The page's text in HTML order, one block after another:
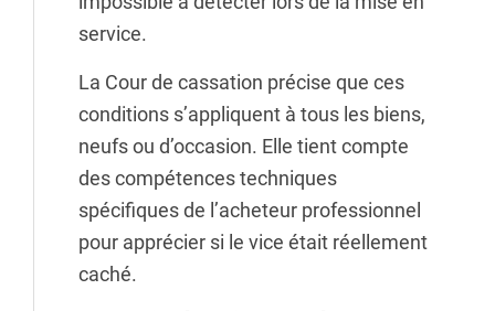
service.
La Cour de cassation précise que ces
conditions s’appliquent à tous les biens,
neufs ou d’occasion. Elle tient compte
des compétences techniques
spécifiques de l’acheteur professionnel
pour apprécier si le vice était réellement
caché.